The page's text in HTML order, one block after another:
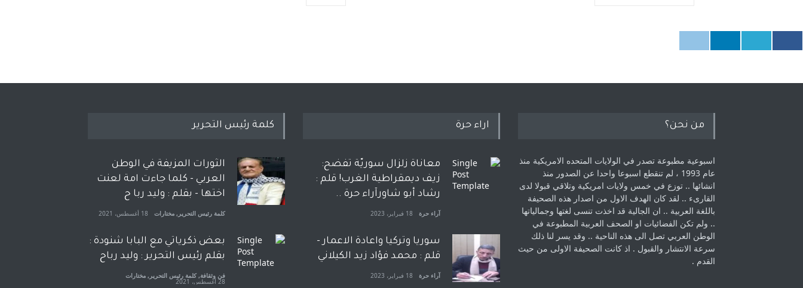
من نحن؟
اسبوعية مطبوعة تصدر في الولايات المتحده الامريكية منذ
عام 1993 ، لم ‏تنقطع اسبوعا واحدا عن الصدور منذ
انشائها .. توزع في خمس ولايات امريكية ‏وتلاقي قبولا لدى
القارىء ..‏ لقد كان الهدف الاول من اصدار هذه الصحيفة
باللغة العربية .. ان الجالية قد اخذت ‏تنسى لغتها وجمالياتها
.. ولم تكن الفضائيات او الصحف العربية المطبوعة في
الوطن ‏العربي تصل الى هذه الناحية .. وقد يسر لنا ذلك
سرعة الانتشار والقبول . اذ كانت ‏الصحيفة الاولى من حيث
القدم . ‏
اراء حرة
معاناة زلزال سوريّة تفضح:
زيف ديمقراطية الغرب! قلم :
رشاد أبو شاورآراء حرة ..
آراء حرة 18 فبراير، 2023
سوريا وتركيا واعادة الاعمار -
قلم : محمد فؤاد زيد الكيلاني
آراء حرة 18 فبراير، 2023
كلمة رئيس التحرير
الثورات المزيفة في الوطن
العربي - كلما جاءت امة لعنت
اختها - بقلم : وليد ربا ح
كلمة رئيس التحرير , مختارات 18 أغسطس، 2021
بعض ذكرياتي مع البابا شنودة :
بقلم رئيس التحرير : وليد رباح
فن وثقافة, كلمة رئيس التحرير , مختارات
28 أغسطس، 2021